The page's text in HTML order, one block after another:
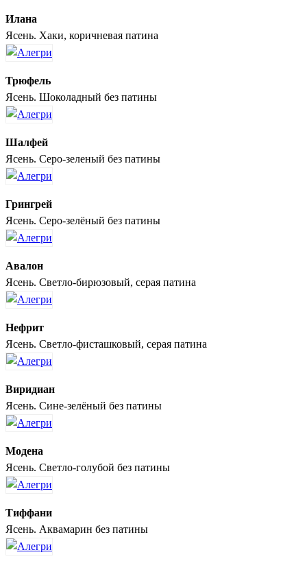
Илана
Ясень. Хаки, коричневая патина
Трюфель
Ясень. Шоколадный без патины
Шалфей
Ясень. Серо-зеленый без патины
Грингрей
Ясень. Серо-зелёный без патины
Авалон
Ясень. Светло-бирюзовый, серая патина
Нефрит
Ясень. Светло-фисташковый, серая патина
Виридиан
Ясень. Сине-зелёный без патины
Модена
Ясень. Светло-голубой без патины
Тиффани
Ясень. Аквамарин без патины